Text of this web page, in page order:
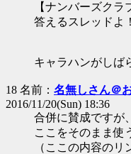
【ナンバーズク
答えるスレッドよ
キャラハンがしば
18 名前： 名無しさん＠
2016/11/20(Sun) 18:36
合併に賛成ですが、
ここをそのまま使
（ここの内容の